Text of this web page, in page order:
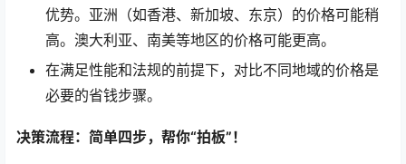
优势。亚洲（如香港、新加坡、东京）的价格可能稍
高。澳大利亚、南美等地区的价格可能更高。
在满足性能和法规的前提下，对比不同地域的价格是
必要的省钱步骤。
决策流程：简单四步，帮你“拍板”！